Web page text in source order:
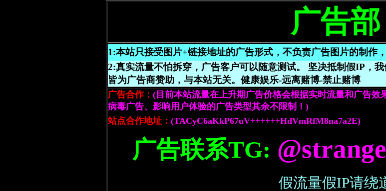
广告部
1:本站只接受图片+链接地址的广告形式，不负责广告图片的制作
2:真实流量不怕拆穿，广告客户可以随意测试。 坚决抵制假IP，
皆为广告商赞助，与本站无关。健康娱乐-远离赌博-禁止赌博
广告合作： (目前本站流量在上升期广告价格会根据实时流量和广告效
病毒广告、影响用户体验的广告类型其余不限制！)
站点合作地址： (TACyC6aKkP67uV++++++HdVmRfM8na7a2E)
广告联系TG:
假流量假IP请绕